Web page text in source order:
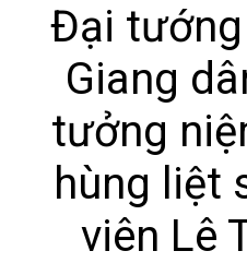
Đại tướng
Giang
tưởng
hùng liệt
viên Lê